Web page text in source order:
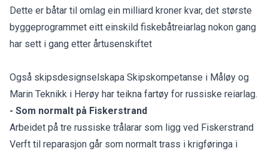
Dette er båtar til omlag ein milliard kroner kvar, det største
byggeprogrammet eitt einskild fiskebåtreiarlag nokon gang
har sett i gang etter årtusenskiftet
Også skipsdesignselskapa Skipskompetanse i Måløy og
Marin Teknikk i Herøy har teikna fartøy for russiske reiarlag.
- Som normalt på Fiskerstrand
Arbeidet på tre russiske trålarar som ligg ved Fiskerstrand
Verft til reparasjon går som normalt trass i krigføringa i